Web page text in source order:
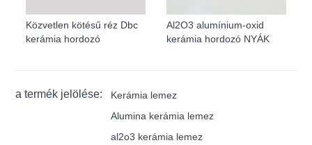
Közvetlen kötésű réz Dbc
kerámia hordozó
Al2O3 alumínium-oxid
kerámia hordozó NYÁK
a termék jelölése:
Kerámia lemez
Alumina kerámia lemez
al2o3 kerámia lemez